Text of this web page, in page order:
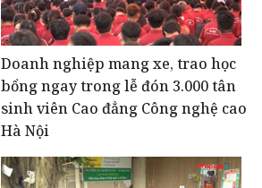
Doanh nghiệp mang xe, trao học
bổng ngay trong lễ đón 3.000 tân
sinh viên Cao đẳng Công nghệ cao
Hà Nội